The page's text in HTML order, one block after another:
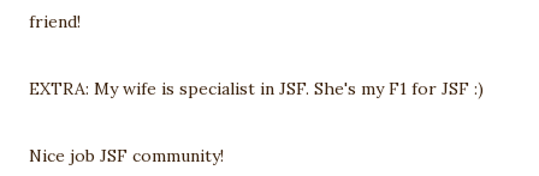
friend!
EXTRA: My wife is specialist in JSF. She's my F1 for JSF :)
Nice job JSF community!